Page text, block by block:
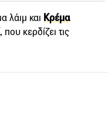
λάιμ και Κρέμα
, που κερδίζει τις